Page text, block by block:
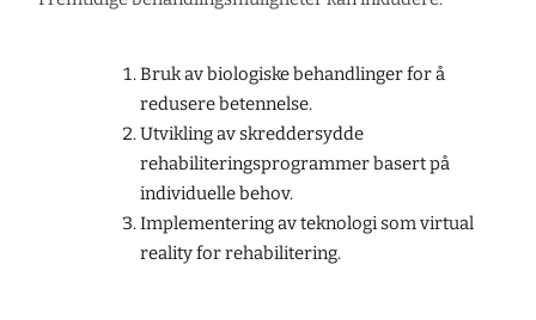
Bruk av biologiske behandlinger for å
redusere betennelse.
Utvikling av skreddersydde
rehabiliteringsprogrammer basert på
individuelle behov.
Implementering av teknologi som virtual
reality for rehabilitering.